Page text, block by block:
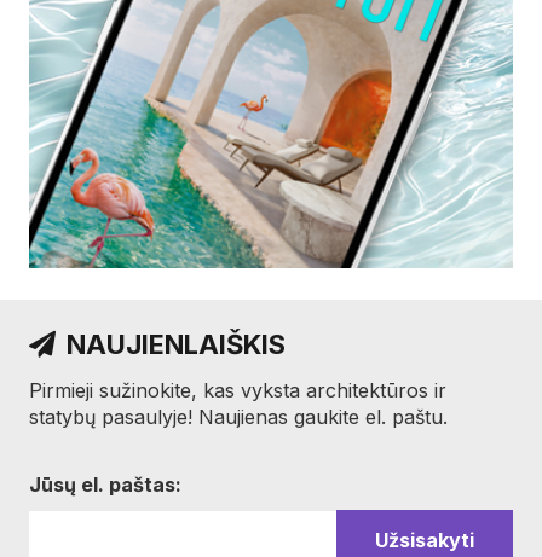
NAUJIENLAIŠKIS
Pirmieji sužinokite, kas vyksta architektūros ir
statybų pasaulyje! Naujienas gaukite el. paštu.
Jūsų el. paštas: